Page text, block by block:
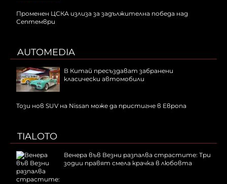
Променен ЦСКА излиза за задължителна победа над
Септември
AUTOMEDIA
В Китай пресъздават забранени
класически автомобили
Този нов SUV на Nissan може да пристигне в Европа
TIALOTO
Венера във Везни разпалва страстите: Три
зодии правят смела крачка в любовта